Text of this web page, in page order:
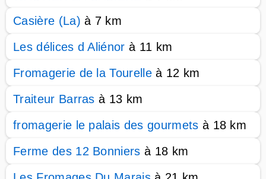
Casière (La) à 7 km
Les délices d Aliénor à 11 km
Fromagerie de la Tourelle à 12 km
Traiteur Barras à 13 km
fromagerie le palais des gourmets à 18 km
Ferme des 12 Bonniers à 18 km